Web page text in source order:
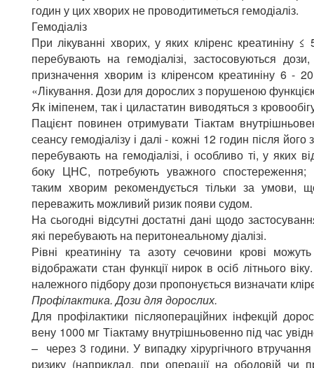
годин у цих хворих не проводитиметься гемодіаліз.
Гемодіаліз
При лікуванні хворих, у яких кліренс креатиніну
перебувають на гемодіалізі, застосовуються
призначення хворим із кліренсом креатиніну 6 -
«Лікування. Дози для дорослих з порушеною
Як іміпенем, так і циластатин виводяться з
Пацієнт повинен отримувати Тіактам
сеансу гемодіалізу і далі - кожні 12 годин після його
перебувають на гемодіалізі, і особливо ті, у яких
боку ЦНС, потребують уважного спостереження;
таким хворим рекомендується тільки за умови,
переважить можливий ризик появи судом.
На сьогодні відсутні достатні дані щодо
які перебувають на перитонеальному діалізі.
Рівні креатиніну та азоту сечовини крові
відображати стан функції нирок в осіб літнього
належного підбору дози пропонується визначати
Профілактика. Дози для дорослих.
Для профілактики післяопераційних інфекцій
вену 1000 мг Тіактаму внутрішньовенно під час
– через 3 години. У випадку хірургічного
ризику (наприклад, при операції на ободовій чи